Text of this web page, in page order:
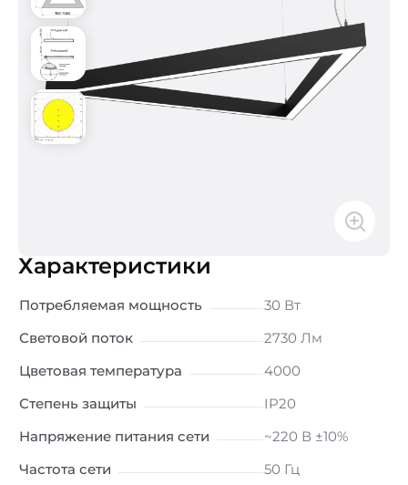
Характеристики
Потребляемая мощность
30 Вт
Световой поток
2730 Лм
Цветовая температура
4000
Степень защиты
IP20
Напряжение питания сети
~220 В ±10%
Частота сети
50 Гц